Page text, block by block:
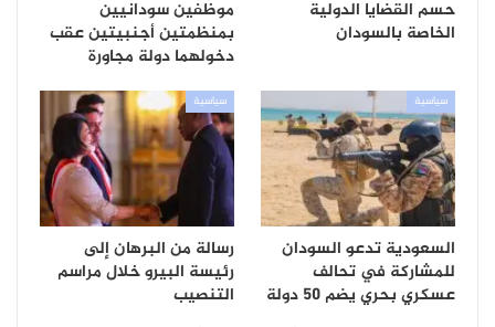
حسم القضايا الدولية
الخاصة بالسودان
موظفين سودانيين
بمنظمتين أجنبيتين عقب
دخولهما دولة مجاورة
سياسية
السعودية تدعو السودان
للمشاركة في تحالف
عسكري بحري يضم 50 دولة
سياسية
رسالة من البرهان إلى
رئيسة البيرو خلال مراسم
التنصيب